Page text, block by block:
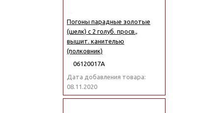
Погоны парадные золотые
(шелк) с 2 голуб. просв.,
вышит. канителью
(полковник)
06120017А
Дата добавления товара:
08.11.2020